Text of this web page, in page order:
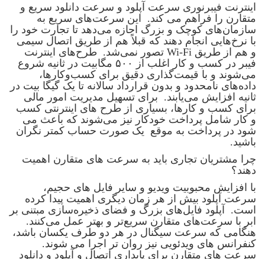
اینترنت فیبرنوری سرعت آپلود و سرعت دانلود سریع و
متقارن را فراهم می کند. این سرعت‌های سریع به
سازمان‌های کوچک و بزرگ اجازه می‌دهد تا تجارت خود را
با نرخ‌هایی انجام دهند که قبلاً هم از طریق اتصال سیمی
و هم از طریق Wi-Fi تصور نمی‌شد. طرح‌های اینترنت
فیبر در کسب و کار اغلب از ۵۰۰ مگابیت در ثانیه شروع
می‌شوند و با قیمت‌گذاری دقیق برای کسب‌وکارها،
داده‌های نامحدود و بدون قرارداد سالانه تا یک گیگا بیت در
ثانیه افزایش می‌یابند. برای تسهیل مدیریت امور مالی
برای کسب و کارها، بسیاری از طرح های اینترنتی کسب
و کار شامل پرداخت خودکار نیز می‌شوند که باعث می
شود در پرداخت به موقع یک صورت حساب کمتر نگران
باشید.
چرا مشتریان تجاری باید به سرعت های متقارن اهمیت
دهند؟
با افزایش محبوبیت ویدیو و سایر فایل های حجیم،
سرعت آپلود بیش از هر زمان دیگری اهمیت پیدا کرده
است. آپلود فایل‌های بزرگ و فضای ذخیره‌سازی مبتنی بر
ابر با سرعت‌های متقارن سریع‌تر و بهتر عمل می‌کنند.
هنگامی که سرعت سیگنال در هر دو طرف یکسان باشد،
کنفرانس های ویدئویی نیز روان تر اجرا می شوند.
سرعت های متقارن برای پایداری اتصال و آپلود و دانلود